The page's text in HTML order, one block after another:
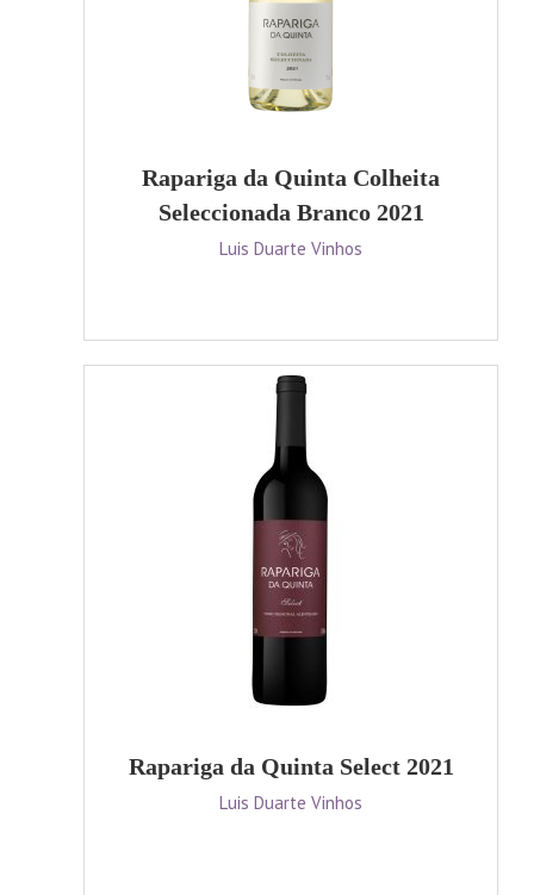
Rapariga da Quinta Colheita
Seleccionada Branco 2021
Luis Duarte Vinhos
Rapariga da Quinta Select 2021
Luis Duarte Vinhos